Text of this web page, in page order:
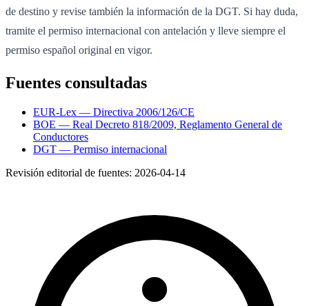
de destino y revise también la información de la DGT. Si hay duda,
tramite el permiso internacional con antelación y lleve siempre el
permiso español original en vigor.
Fuentes consultadas
EUR-Lex — Directiva 2006/126/CE
BOE — Real Decreto 818/2009, Reglamento General de
Conductores
DGT — Permiso internacional
Revisión editorial de fuentes: 2026-04-14